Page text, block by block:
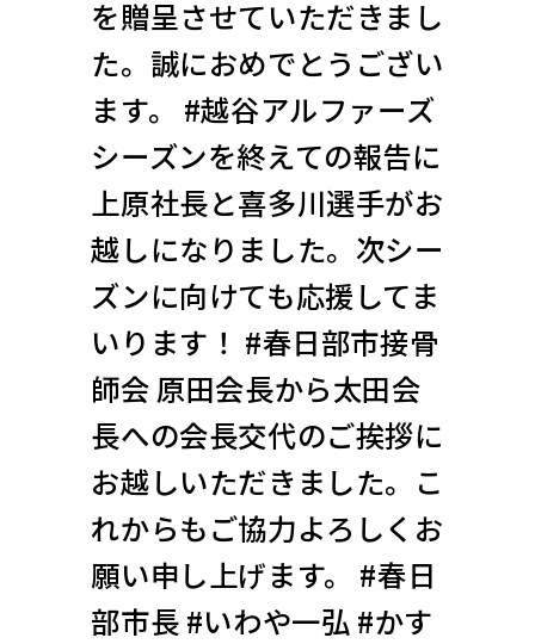
を贈呈させていただきまし
た。誠におめでとうござい
ます。 #越谷アルファーズ
シーズンを終えての報告に
上原社長と喜多川選手がお
越しになりました。次シー
ズンに向けても応援してま
いります！ #春日部市接骨
師会 原田会長から太田会
長への会長交代のご挨拶に
お越しいただきました。こ
れからもご協力よろしくお
願い申し上げます。 #春日
部市長 #いわや一弘 #かす